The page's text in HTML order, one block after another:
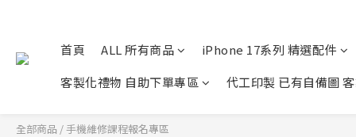
首頁 ALL 所有商品
iPhone 17系列 精選配件
客製化禮物 自助下單專區
代工印製 已有自備圖
全部商品 /手機維修課程報名專區